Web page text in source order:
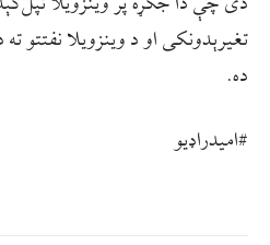
تغیرېدونکی او د وینزویلا نفتتو
ده.
#امیدراډيو